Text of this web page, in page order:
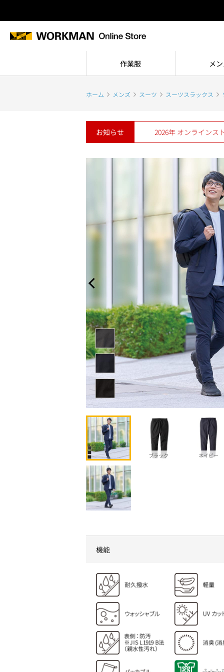
作業服 メ
ホーム メンズ スーツ スーツスラックス
お知らせ 2026年 オンラインス
ブラック ネイビー
機能